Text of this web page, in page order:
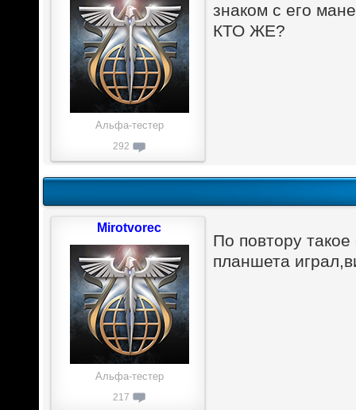
знаком с его
КТО ЖЕ?
Альфа-тестер
292
По повтору
планшета
Mirotvorec
Альфа-тестер
217